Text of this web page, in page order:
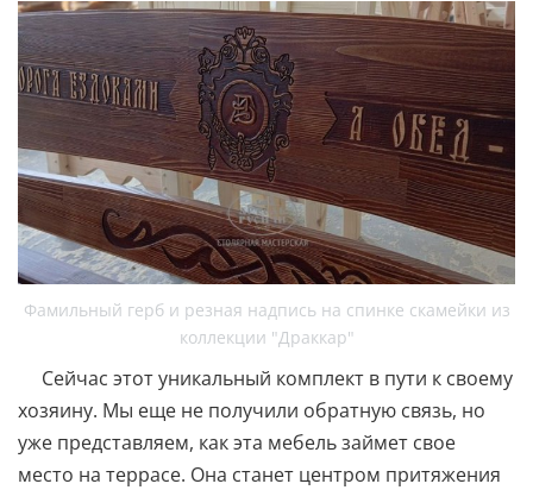
Фамильный герб и резная надпись на спинке скамейки из
коллекции "Драккар"
Сейчас этот уникальный комплект в пути к своему
хозяину. Мы еще не получили обратную связь, но
уже представляем, как эта мебель займет свое
место на террасе. Она станет центром притяжения